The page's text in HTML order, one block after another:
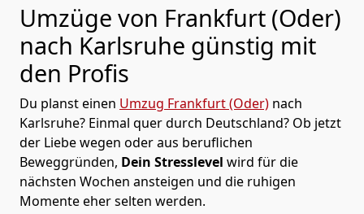
Umzüge von Frankfurt (Oder)
nach Karlsruhe günstig mit
den Profis
Du planst einen Umzug Frankfurt (Oder) nach
Karlsruhe? Einmal quer durch Deutschland? Ob jetzt
der Liebe wegen oder aus beruflichen
Beweggründen, Dein Stresslevel wird für die
nächsten Wochen ansteigen und die ruhigen
Momente eher selten werden.